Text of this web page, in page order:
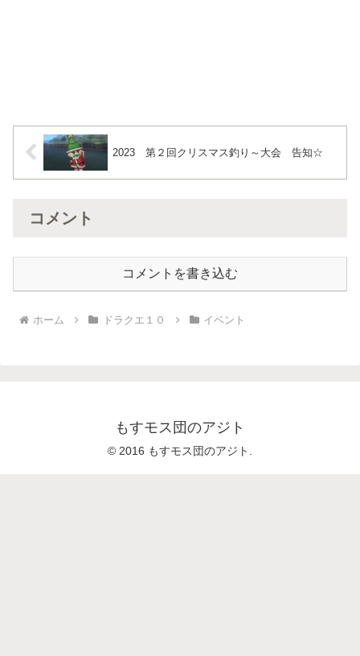
2023 第２回クリスマス釣り～大会 告知☆
コメント
コメントを書き込む
ホーム ドラクエ１０ イベント
もすモス団のアジト
© 2016 もすモス団のアジト.